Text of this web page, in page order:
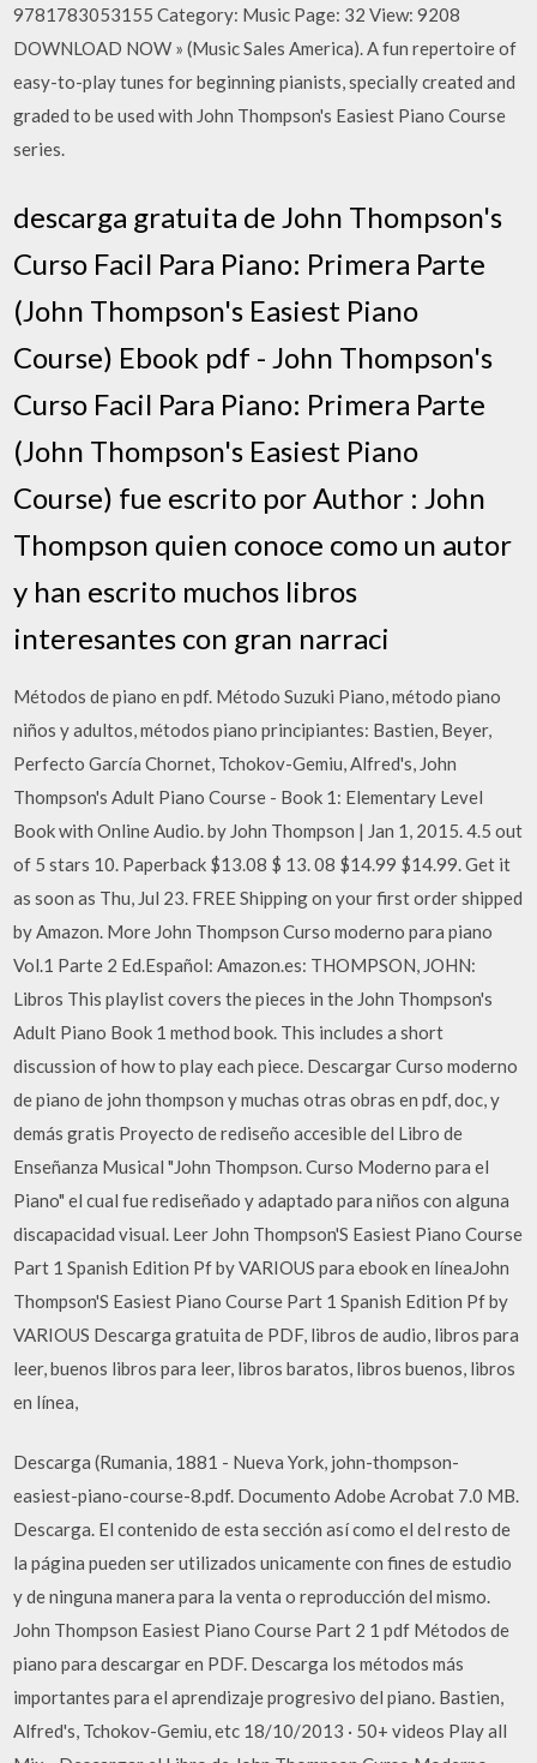
9781783053155 Category: Music Page: 32 View: 9208
DOWNLOAD NOW » (Music Sales America). A fun repertoire of
easy-to-play tunes for beginning pianists, specially created and
graded to be used with John Thompson's Easiest Piano Course
series.
descarga gratuita de John Thompson's
Curso Facil Para Piano: Primera Parte
(John Thompson's Easiest Piano
Course) Ebook pdf - John Thompson's
Curso Facil Para Piano: Primera Parte
(John Thompson's Easiest Piano
Course) fue escrito por Author : John
Thompson quien conoce como un autor
y han escrito muchos libros
interesantes con gran narraci
Métodos de piano en pdf. Método Suzuki Piano, método piano
niños y adultos, métodos piano principiantes: Bastien, Beyer,
Perfecto García Chornet, Tchokov-Gemiu, Alfred's, John
Thompson's Adult Piano Course - Book 1: Elementary Level
Book with Online Audio. by John Thompson | Jan 1, 2015. 4.5 out
of 5 stars 10. Paperback $13.08 $ 13. 08 $14.99 $14.99. Get it
as soon as Thu, Jul 23. FREE Shipping on your first order shipped
by Amazon. More John Thompson Curso moderno para piano
Vol.1 Parte 2 Ed.Español: Amazon.es: THOMPSON, JOHN:
Libros This playlist covers the pieces in the John Thompson's
Adult Piano Book 1 method book. This includes a short
discussion of how to play each piece. Descargar Curso moderno
de piano de john thompson y muchas otras obras en pdf, doc, y
demás gratis Proyecto de rediseño accesible del Libro de
Enseñanza Musical "John Thompson. Curso Moderno para el
Piano" el cual fue rediseñado y adaptado para niños con alguna
discapacidad visual. Leer John Thompson'S Easiest Piano Course
Part 1 Spanish Edition Pf by VARIOUS para ebook en líneaJohn
Thompson'S Easiest Piano Course Part 1 Spanish Edition Pf by
VARIOUS Descarga gratuita de PDF, libros de audio, libros para
leer, buenos libros para leer, libros baratos, libros buenos, libros
en línea,
Descarga (Rumania, 1881 - Nueva York, john-thompson-
easiest-piano-course-8.pdf. Documento Adobe Acrobat 7.0 MB.
Descarga. El contenido de esta sección así como el del resto de
la página pueden ser utilizados unicamente con fines de estudio
y de ninguna manera para la venta o reproducción del mismo.
John Thompson Easiest Piano Course Part 2 1 pdf Métodos de
piano para descargar en PDF. Descarga los métodos más
importantes para el aprendizaje progresivo del piano. Bastien,
Alfred's, Tchokov-Gemiu, etc 18/10/2013 · 50+ videos Play all